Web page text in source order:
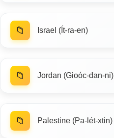
📁 Israel (Ít-ra-en)
📁 Jordan (Gioóc-đan-ni)
📁 Palestine (Pa-lét-xtin)